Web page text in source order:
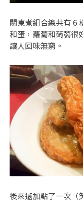
關東煮組合總共有 6
和蛋，蘿蔔和蒟蒻很
讓人回味無窮。
後來還加點了一次（